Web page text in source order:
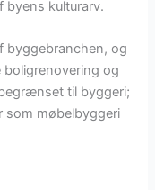
byens kulturarv.
byggebranchen, og
boligrenovering og
til byggeri;
som møbelbyggeri